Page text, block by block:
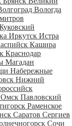
Вологда
Иркутск Истра
Кашира
Краснодар
Магадан
Набережные
Нижний
Омск Павловский
Раменское
Саратов Сергиев
Сочи